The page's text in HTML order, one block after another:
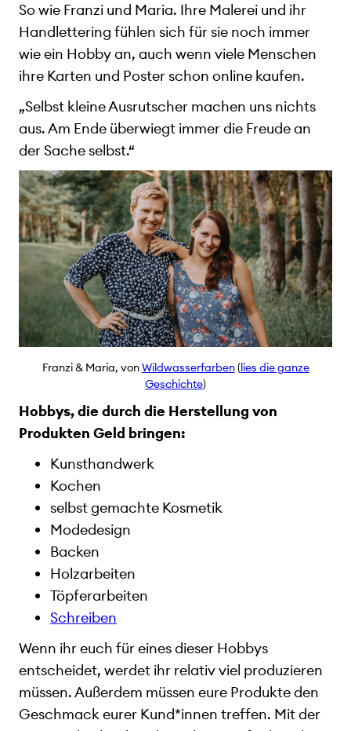
So wie Franzi und Maria. Ihre Malerei und ihr
Handlettering fühlen sich für sie noch immer
wie ein Hobby an, auch wenn viele Menschen
ihre Karten und Poster schon online kaufen.
„Selbst kleine Ausrutscher machen uns nichts
aus. Am Ende überwiegt immer die Freude an
der Sache selbst.“
Franzi & Maria, vonWildwasserfarben(lies die ganze
Geschichte)
Hobbys, die durch die Herstellung von
Produkten Geld bringen:
Kunsthandwerk
Kochen
selbst gemachte Kosmetik
Modedesign
Backen
Holzarbeiten
Töpferarbeiten
Schreiben
Wenn ihr euch für eines dieser Hobbys
entscheidet, werdet ihr relativ viel produzieren
müssen. Außerdem müssen eure Produkte den
Geschmack eurer Kund*innen treffen. Mit der